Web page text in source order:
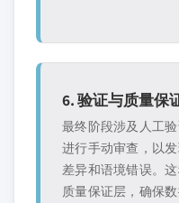
6. 验证与质量保
最终阶段涉及人工
进行手动审查，以
差异和语境错误。
质量保证层，确保